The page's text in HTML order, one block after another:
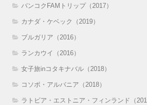
バンコクFAMトリップ（2017）
カナダ・ケベック（2019）
ブルガリア（2016）
ランカウイ（2016）
女子旅inコタキナバル（2018）
コソボ・アルバニア（2018）
ラトビア・エストニア・フィンランド（